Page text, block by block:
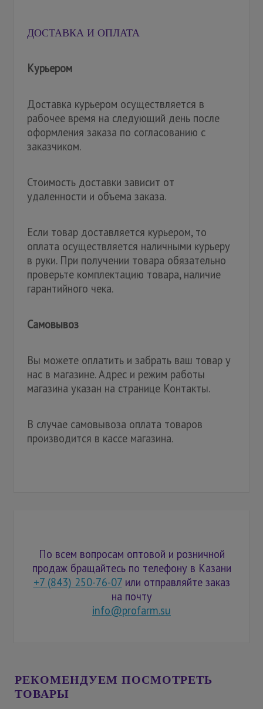
ДОСТАВКА И ОПЛАТА
Курьером
Доставка курьером осуществляется в
рабочее время на следующий день после
оформления заказа по согласованию с
заказчиком.
Стоимость доставки зависит от
удаленности и объема заказа.
Если товар доставляется курьером, то
оплата осуществляется наличными курьеру
в руки. При получении товара обязательно
проверьте комплектацию товара, наличие
гарантийного чека.
Самовывоз
Вы можете оплатить и забрать ваш товар у
нас в магазине. Адрес и режим работы
магазина указан на странице Контакты.
В случае самовывоза оплата товаров
производится в кассе магазина.
По всем вопросам оптовой и розничной
продаж бращайтесь по телефону в Казани
+7 (843) 250-76-07или отправляйте заказ
на почту
info@profarm.su
РЕКОМЕНДУЕМ ПОСМОТРЕТЬ
ТОВАРЫ